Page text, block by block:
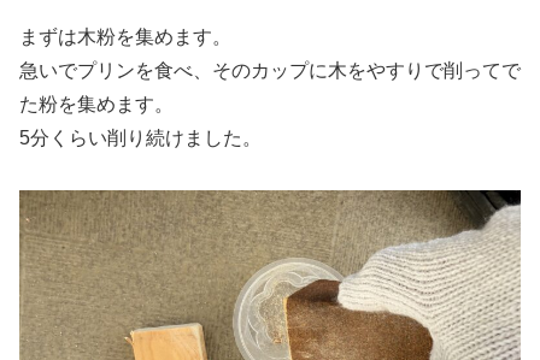
まずは木粉を集めます。
急いでプリンを食べ、そのカップに木をやすりで削ってで
た粉を集めます。
5分くらい削り続けました。